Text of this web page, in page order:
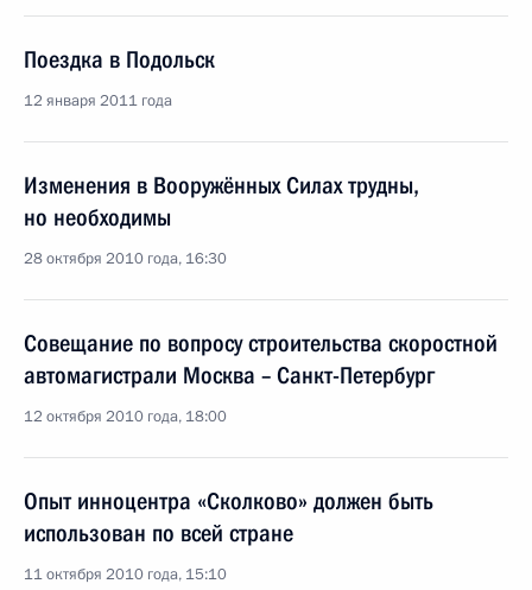
Поездка в Подольск
12 января 2011 года
Изменения в Вооружённых Силах трудны,
но необходимы
28 октября 2010 года, 16:30
Совещание по вопросу строительства скоростной
автомагистрали Москва – Санкт-Петербург
12 октября 2010 года, 18:00
Опыт инноцентра «Сколково» должен быть
использован по всей стране
11 октября 2010 года, 15:10